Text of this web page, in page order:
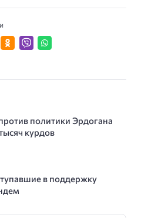
политики Эрдогана
курдов
в поддержку